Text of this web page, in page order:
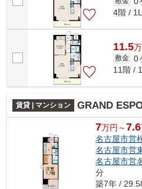
4階 /
11.5万
敷金 0
11階 /
賃貸 | マンション GRAND
7万円～7.6
名古屋市営
名古屋市営
名古屋市営
分
築7年 /